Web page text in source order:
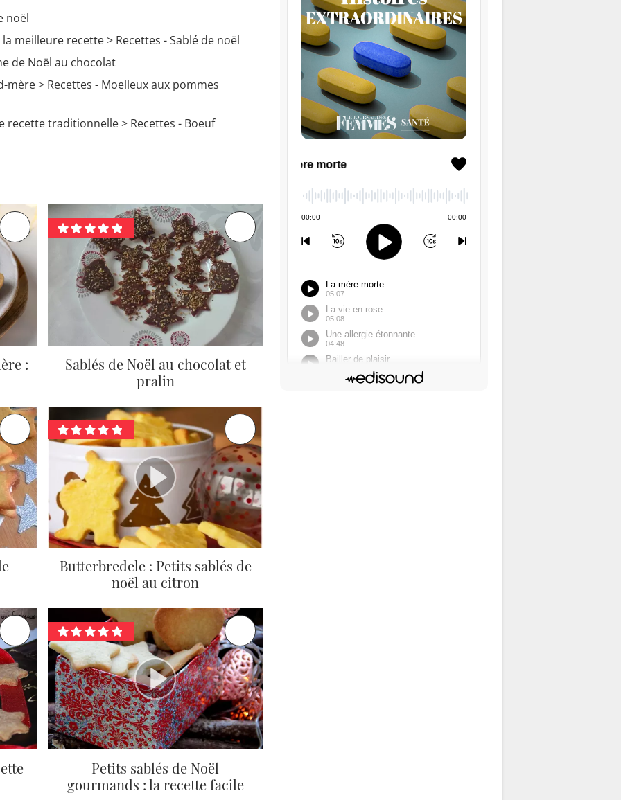
noël
la meilleure recette> Recettes - Sablé de noël
de Noël au chocolat
mère> Recettes - Moelleux aux pommes
recette traditionnelle> Recettes - Boeuf
:
Sablés de Noël au chocolat et
pralin
Butterbredele : Petits sablés de
noël au citron
Petits sablés de Noël
gourmands : la recette facile